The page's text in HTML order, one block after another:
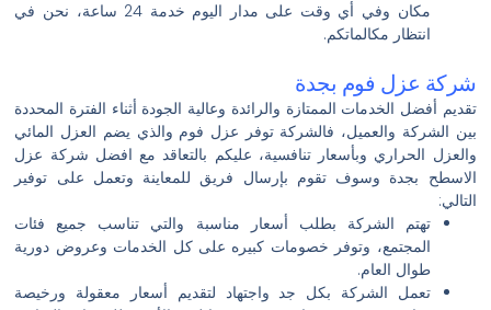
مكان وفي أي وقت على مدار اليوم خدمة 24 ساعة، نحن في
انتظار مكالماتكم.
شركة عزل فوم بجدة
تقديم أفضل الخدمات الممتازة والرائدة وعالية الجودة أثناء الفترة المحددة
بين الشركة والعميل، فالشركة توفر عزل فوم والذي يضم العزل المائي
والعزل الحراري وبأسعار تنافسية، عليكم بالتعاقد مع افضل شركة عزل
الاسطح بجدة وسوف تقوم بإرسال فريق للمعاينة وتعمل على توفير
التالي:
تهتم الشركة بطلب أسعار مناسبة والتي تناسب جميع فئات
المجتمع، وتوفر خصومات كبيره على كل الخدمات وعروض دورية
طوال العام.
تعمل الشركة بكل جد واجتهاد لتقديم أسعار معقولة ورخيصة